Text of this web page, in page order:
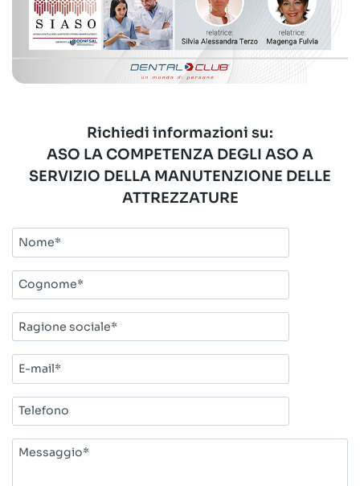
Richiedi informazioni su:
ASO LA COMPETENZA DEGLI ASO A
SERVIZIO DELLA MANUTENZIONE DELLE
ATTREZZATURE
Nome*
Cognome*
Ragione
sociale*
E-
mail*
Telefono
Messaggio*